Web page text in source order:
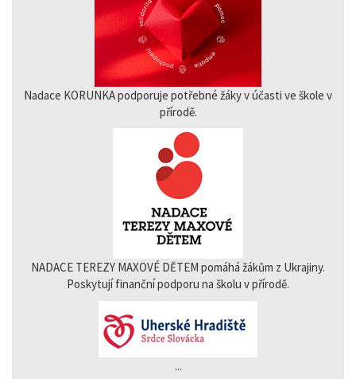
Nadace KORUNKA podporuje potřebné žáky v účasti ve škole v
přírodě.
NADACE TEREZY MAXOVÉ DĚTEM pomáhá žákům z Ukrajiny.
Poskytují finanční podporu na školu v přírodě.
...